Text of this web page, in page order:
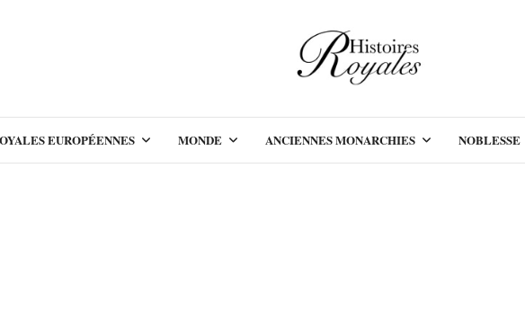
EUROPÉENNES MONDE ANCIENNES MONARCHIES NOBLESSE